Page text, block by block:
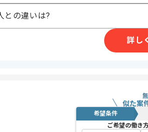
業務システムや研究開発等、複数の案
す。
これまでの開発経験を活かしたい方に
との違いは?
詳し
似た案
希望条件
ご希望の働き